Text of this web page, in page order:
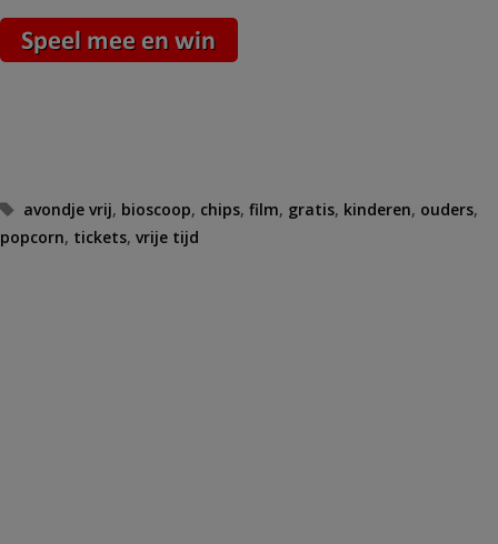
Tags
avondje vrij, bioscoop, chips,film, gratis, kinderen, ouders,
popcorn, tickets, vrije tijd